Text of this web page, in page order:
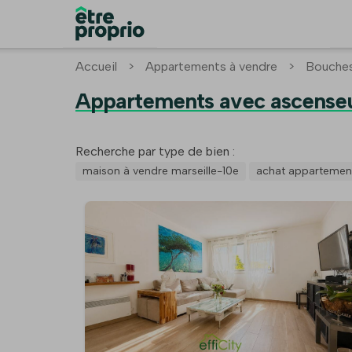
Accueil > Appartements à vendre >
Appartements avec
Recherche par type de bien :
maison à vendre marseille-10e achat